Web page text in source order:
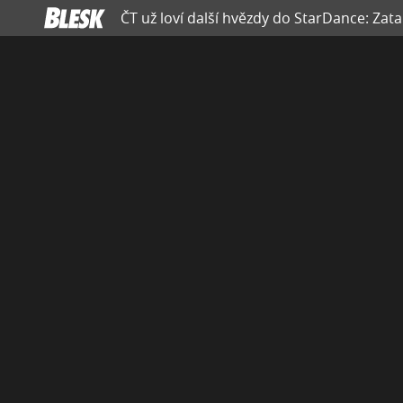
ČT už loví další hvězdy do StarDance: